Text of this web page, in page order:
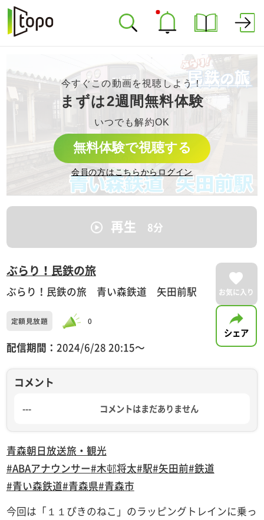
今すぐこの動画を視聴しよう！
まずは2週間無料体験
いつでも解約OK
無料体験で視聴する
会員の方はこちらからログイン
再生 8分
ぶらり！民鉄の旅
ぶらり！民鉄の旅 青い森鉄道 矢田前駅
定額見放題 0
配信期間： 2024/6/28 20:15〜
お気に入り
シェア
コメント
--- コメントはまだありません
青森朝日放送旅・観光
#ABAアナウンサー#木邨将太#駅#矢田前#鉄道
#青い森鉄道#青森県#青森市
今回は「１１ぴきのねこ」のラッピングトレインに乗っ